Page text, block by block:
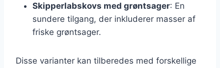
Skipperlabskovs med grøntsager: En
sundere tilgang, der inkluderer masser af
friske grøntsager.
Disse varianter kan tilberedes med forskellige